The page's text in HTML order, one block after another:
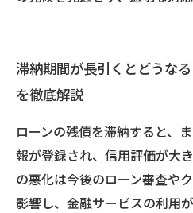
滞納期間が長引くとどうな
を徹底解説
ローンの残債を滞納すると、
報が登録され、信用評価が大
の悪化は今後のローン審査や
影響し、金融サービスの利用